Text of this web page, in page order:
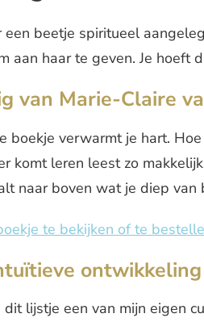
beetje spiritueel
aan haar te geven. Je hoeft
van Marie-Claire
boekje verwarmt je hart.
komt leren leest zo
naar boven wat je diep van
te bekijken of te
ontwikkeling
lijstje een van mijn eigen